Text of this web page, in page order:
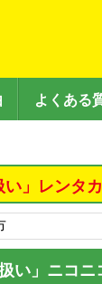
よくある
」レンタ
い」ニコ